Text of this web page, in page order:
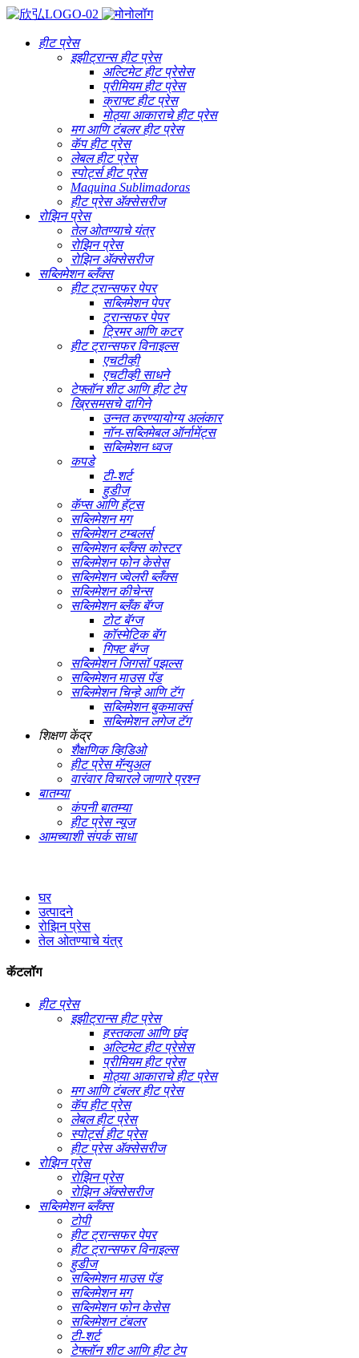
हीट प्रेस
इझीट्रान्स हीट प्रेस
अल्टिमेट हीट प्रेसेस
प्रीमियम हीट प्रेस
क्राफ्ट हीट प्रेस
मोठ्या आकाराचे हीट प्रेस
मग आणि टंबलर हीट प्रेस
कॅप हीट प्रेस
लेबल हीट प्रेस
स्पोर्ट्स हीट प्रेस
Maquina Sublimadoras
हीट प्रेस ॲक्सेसरीज
रोझिन प्रेस
तेल ओतण्याचे यंत्र
रोझिन प्रेस
रोझिन ॲक्सेसरीज
सब्लिमेशन ब्लँक्स
हीट ट्रान्सफर पेपर
सब्लिमेशन पेपर
ट्रान्सफर पेपर
ट्रिमर आणि कटर
हीट ट्रान्सफर विनाइल्स
एचटीव्ही
एचटीव्ही साधने
टेफ्लॉन शीट आणि हीट टेप
ख्रिसमसचे दागिने
उन्नत करण्यायोग्य अलंकार
नॉन-सब्लिमेबल ऑर्नामेंट्स
सब्लिमेशन ध्वज
कपडे
टी-शर्ट
हुडीज
कॅप्स आणि हॅट्स
सब्लिमेशन मग
सब्लिमेशन टम्बलर्स
सब्लिमेशन ब्लँक्स कोस्टर
सब्लिमेशन फोन केसेस
सब्लिमेशन ज्वेलरी ब्लँक्स
सब्लिमेशन कीचेन्स
सब्लिमेशन ब्लँक बॅग्ज
टोट बॅग्ज
कॉस्मेटिक बॅग
गिफ्ट बॅग्ज
सब्लिमेशन जिगसॉ पझल्स
सब्लिमेशन माउस पॅड
सब्लिमेशन चिन्हे आणि टॅग
सब्लिमेशन बुकमार्क्स
सब्लिमेशन लगेज टॅग
शिक्षण केंद्र
शैक्षणिक व्हिडिओ
हीट प्रेस मॅन्युअल
वारंवार विचारले जाणारे प्रश्न
बातम्या
कंपनी बातम्या
हीट प्रेस न्यूज
आमच्याशी संपर्क साधा
घर
उत्पादने
रोझिन प्रेस
तेल ओतण्याचे यंत्र
कॅटलॉग
हीट प्रेस
इझीट्रान्स हीट प्रेस
हस्तकला आणि छंद
अल्टिमेट हीट प्रेसेस
प्रीमियम हीट प्रेस
मोठ्या आकाराचे हीट प्रेस
मग आणि टंबलर हीट प्रेस
कॅप हीट प्रेस
लेबल हीट प्रेस
स्पोर्ट्स हीट प्रेस
हीट प्रेस ॲक्सेसरीज
रोझिन प्रेस
रोझिन प्रेस
रोझिन ॲक्सेसरीज
सब्लिमेशन ब्लँक्स
टोपी
हीट ट्रान्सफर पेपर
हीट ट्रान्सफर विनाइल्स
हुडीज
सब्लिमेशन माउस पॅड
सब्लिमेशन मग
सब्लिमेशन फोन केसेस
सब्लिमेशन टंबलर
टी-शर्ट
टेफ्लॉन शीट आणि हीट टेप